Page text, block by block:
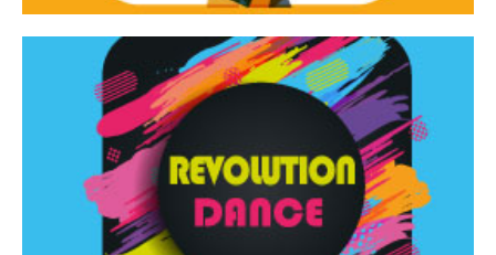
Revolution Dance
Rassegna di danza contemporanea – I Edizione